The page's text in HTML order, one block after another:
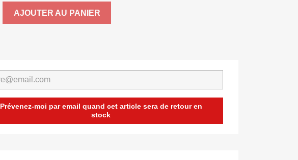
AJOUTER AU PANIER
Prévenez-moi par email quand cet article sera de retour en
stock